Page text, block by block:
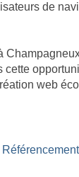
de
web